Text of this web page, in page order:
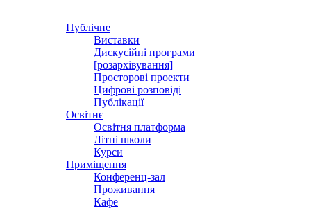
Публічне
Виставки
Дискусійні програми
[розархівування]
Просторові проекти
Цифрові розповіді
Публікації
Освітнє
Освітня платформа
Літні школи
Курси
Приміщення
Конференц-зал
Проживання
Кафе